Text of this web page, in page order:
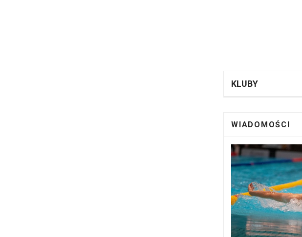
KLUBY
WIADOMOŚCI